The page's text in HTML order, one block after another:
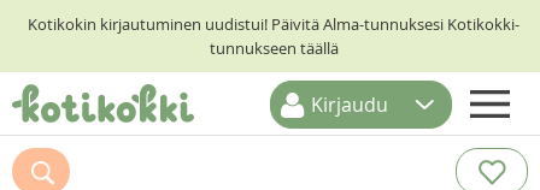
Kotikokin kirjautuminen uudistui! Päivitä Alma-tunnuksesi Kotikokki-
tunnukseen täällä
ETUSIVU
Kirjaudu